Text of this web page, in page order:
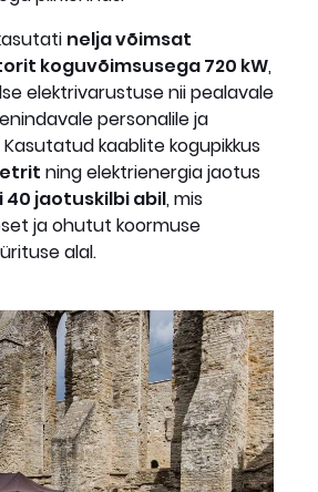
nelja võimsat
koguvõimsusega 720 kW,
elektrivarustuse nii pealavale
personalile ja
kaablite kogupikkus
ning elektrienergia jaotus
40 jaotuskilbi abil, mis
ja ohutut koormuse
alal.